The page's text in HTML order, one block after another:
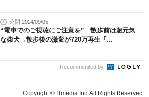
公開 2024/09/05
“電車でのご視聴にご注意を” 散歩前は超元気
な柴犬→散歩後の激変が720万再生「...
Recommended by
Copyright © ITmedia Inc. All Rights Reserved.